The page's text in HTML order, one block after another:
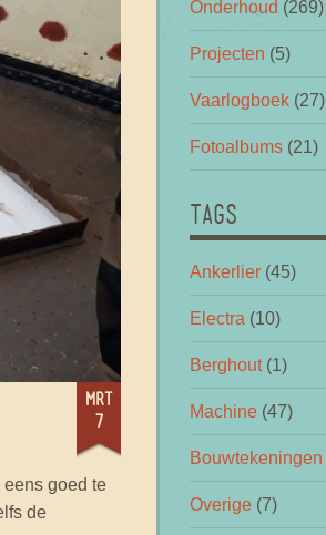
mrt
7
goed te
de
Onderhoud (269)
Projecten (5)
Vaarlogboek (27)
Fotoalbums (21)
TAGS
Ankerlier (45)
Electra (10)
Berghout(1)
Machine (47)
Bouwtekeningen
Overige (7)